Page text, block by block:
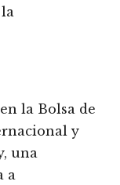
la Bolsa de
y
una
a